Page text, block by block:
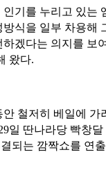
기를 누리고 있는
식을 일부 차용해
겠다는 의지를 보
왔다.
철저히 베일에 가
일 딴나라당 빡창달
되는 깜짝쇼를 연